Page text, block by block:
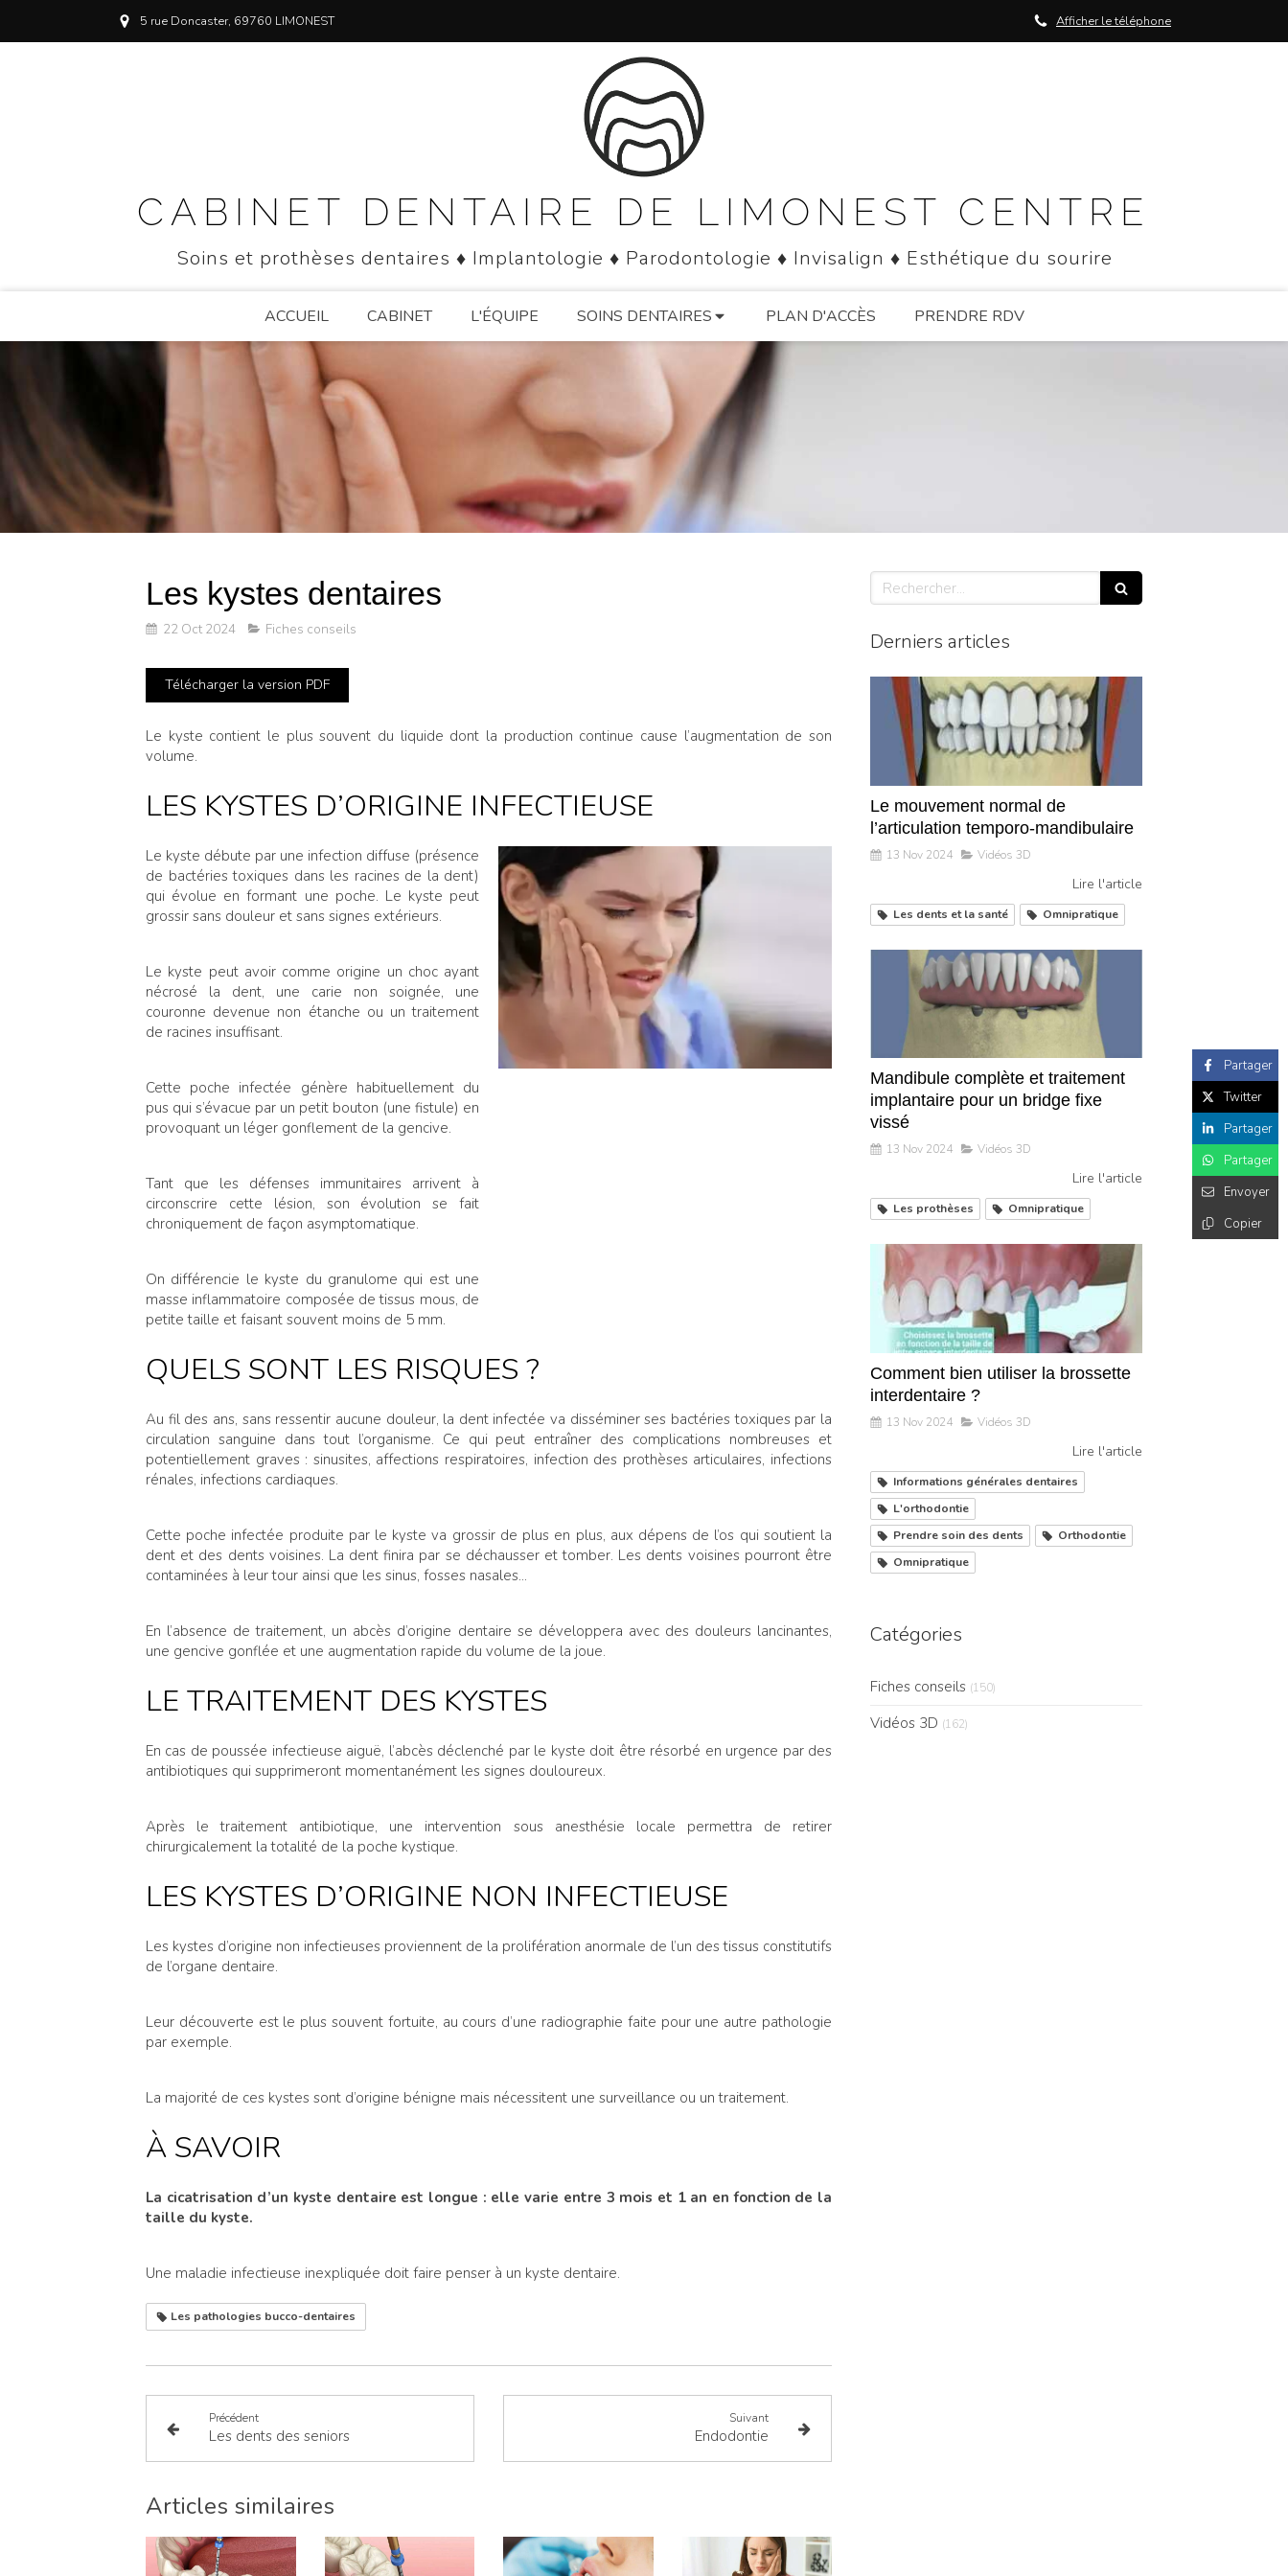
5 rue Doncaster, 69760 LIMONEST Afficher le téléphone
CABINET DENTAIRE DE LIMONEST CENTRE
Soins et prothèses dentaires ♦ Implantologie ♦ Parodontologie ♦ Invisalign ♦ Esthétique du sourire
ACCUEIL CABINET L'ÉQUIPE SOINS DENTAIRES PLAN D'ACCÈS PRENDRE RDV
Les kystes dentaires
22 Oct 2024 Fiches conseils
Télécharger la version PDF
Le kyste contient le plus souvent du liquide dont la production continue cause l’augmentation de son
volume.
LES KYSTES D’ORIGINE INFECTIEUSE
Le kyste débute par une infection diffuse (présence
de bactéries toxiques dans les racines de la dent)
qui évolue en formant une poche. Le kyste peut
grossir sans douleur et sans signes extérieurs.
Le kyste peut avoir comme origine un choc ayant
nécrosé la dent, une carie non soignée, une
couronne devenue non étanche ou un traitement
de racines insuffisant.
Cette poche infectée génère habituellement du
pus qui s’évacue par un petit bouton (une fistule) en
provoquant un léger gonflement de la gencive.
Tant que les défenses immunitaires arrivent à
circonscrire cette lésion, son évolution se fait
chroniquement de façon asymptomatique.
On différencie le kyste du granulome qui est une
masse inflammatoire composée de tissus mous, de
petite taille et faisant souvent moins de 5 mm.
QUELS SONT LES RISQUES ?
Au fil des ans, sans ressentir aucune douleur, la dent infectée va disséminer ses bactéries toxiques par la
circulation sanguine dans tout l’organisme. Ce qui peut entraîner des complications nombreuses et
potentiellement graves : sinusites, affections respiratoires, infection des prothèses articulaires, infections
rénales, infections cardiaques.
Cette poche infectée produite par le kyste va grossir de plus en plus, aux dépens de l’os qui soutient la
dent et des dents voisines. La dent finira par se déchausser et tomber. Les dents voisines pourront être
contaminées à leur tour ainsi que les sinus, fosses nasales...
En l’absence de traitement, un abcès d’origine dentaire se développera avec des douleurs lancinantes,
une gencive gonflée et une augmentation rapide du volume de la joue.
LE TRAITEMENT DES KYSTES
En cas de poussée infectieuse aiguë, l’abcès déclenché par le kyste doit être résorbé en urgence par des
antibiotiques qui supprimeront momentanément les signes douloureux.
Après le traitement antibiotique, une intervention sous anesthésie locale permettra de retirer
chirurgicalement la totalité de la poche kystique.
LES KYSTES D’ORIGINE NON INFECTIEUSE
Les kystes d’origine non infectieuses proviennent de la prolifération anormale de l’un des tissus constitutifs
de l’organe dentaire.
Leur découverte est le plus souvent fortuite, au cours d’une radiographie faite pour une autre pathologie
par exemple.
La majorité de ces kystes sont d’origine bénigne mais nécessitent une surveillance ou un traitement.
À SAVOIR
La cicatrisation d’un kyste dentaire est longue : elle varie entre 3 mois et 1 an en fonction de la
taille du kyste.
Une maladie infectieuse inexpliquée doit faire penser à un kyste dentaire.
Les pathologies bucco-dentaires
Précédent
Les dents des seniors
Suivant
Endodontie
Articles similaires
Partager
Twitter
Partager
Partager
Envoyer
Copier
Rechercher
Derniers articles
Le mouvement normal de
l’articulation temporo-mandibulaire
13 Nov 2024 Vidéos 3D
Lire l'article
Les dents et la santé Omnipratique
Mandibule complète et traitement
implantaire pour un bridge fixe
vissé
13 Nov 2024 Vidéos 3D
Lire l'article
Les prothèses Omnipratique
Comment bien utiliser la brossette
interdentaire ?
13 Nov 2024 Vidéos 3D
Lire l'article
Informations générales dentaires
L'orthodontie
Prendre soin des dents
Orthodontie
Omnipratique
Catégories
Fiches conseils (150)
Vidéos 3D (162)